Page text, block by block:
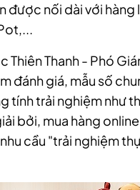
được nối dài với
Thiên Thanh - Phó
đánh giá, mẫu số
tính trải nghiệm như
bởi, mua hàng
cầu "trải nghiệm